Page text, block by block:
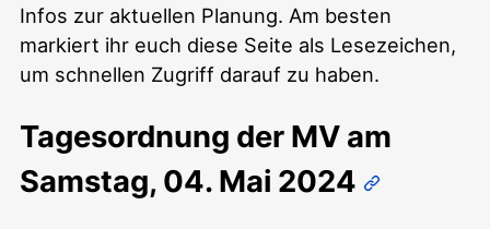
Infos zur aktuellen Planung. Am besten
markiert ihr euch diese Seite als Lesezeichen,
um schnellen Zugriff darauf zu haben.
Tagesordnung der MV am
Samstag, 04. Mai 2024